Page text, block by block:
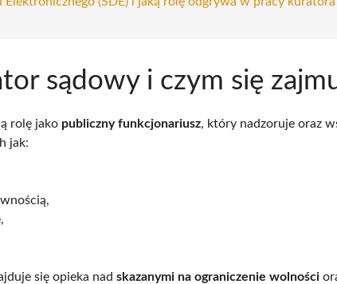
sądowy i czym się
rolę jako publiczny funkcjonariusz, który nadzoruje oraz
jak:
się opieka nad skazanymi na ograniczenie wolności